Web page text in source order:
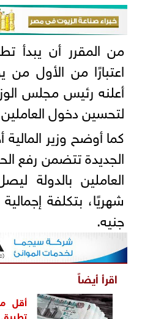
من المقرر أن يبدأ
أعلنه رئيس مجلس
لتحسين دخول العاملين
كما أوضح وزير
الجديدة تتضمن رفع
جنيه.
اقرأ أيضاً
أقل مرتب